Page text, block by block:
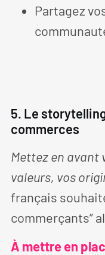
Partagez
5. Le
commerces
Mettez en
valeurs, vos
français
commerçants”
À mettre en